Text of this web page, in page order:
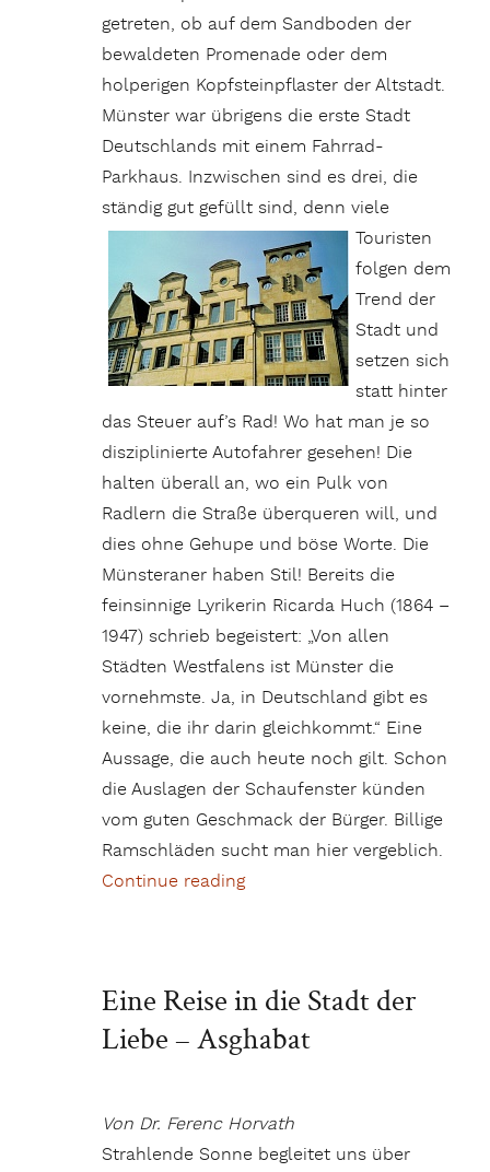
getreten, ob auf dem Sandboden der
bewaldeten Promenade oder dem
holperigen Kopfsteinpflaster der Altstadt.
Münster war übrigens die erste Stadt
Deutschlands mit einem Fahrrad-
Parkhaus. Inzwischen sind es drei, die
ständig gut gefüllt sind, denn viele
Touristen
folgen dem
Trend der
Stadt und
setzen sich
statt hinter
das Steuer auf’s Rad! Wo hat man je so
disziplinierte Autofahrer gesehen! Die
halten überall an, wo ein Pulk von
Radlern die Straße überqueren will, und
dies ohne Gehupe und böse Worte. Die
Münsteraner haben Stil! Bereits die
feinsinnige Lyrikerin Ricarda Huch (1864 –
1947) schrieb begeistert: „Von allen
Städten Westfalens ist Münster die
vornehmste. Ja, in Deutschland gibt es
keine, die ihr darin gleichkommt.“ Eine
Aussage, die auch heute noch gilt. Schon
die Auslagen der Schaufenster künden
vom guten Geschmack der Bürger. Billige
Ramschläden sucht man hier vergeblich.
Continue reading„Lebens- und
Eine Reise in die Stadt der
Liebe – Asghabat
Von Dr. Ferenc Horvath
Strahlende Sonne begleitet uns über